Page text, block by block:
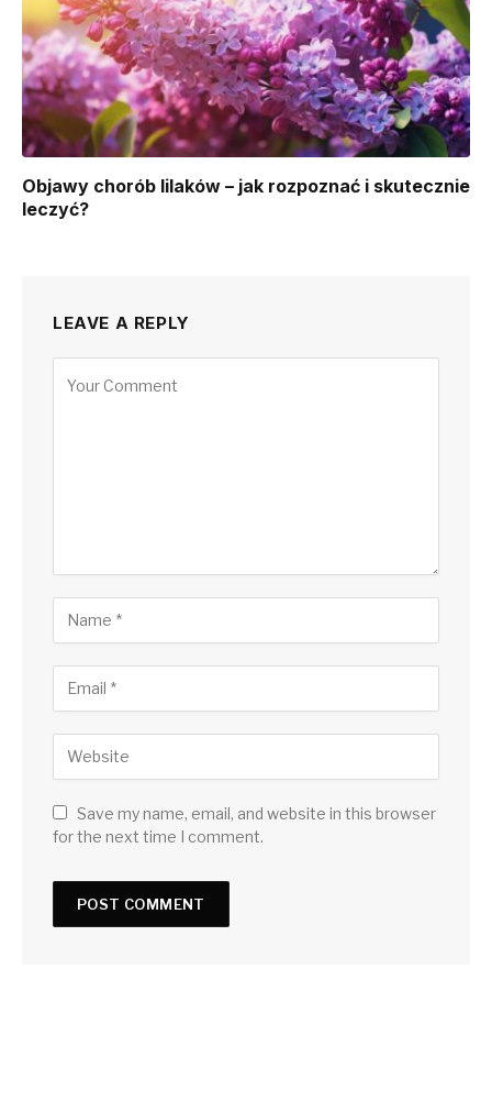
Objawy chorób lilaków – jak rozpoznać i skutecznie
leczyć?
LEAVE A REPLY
Save my name, email, and website in this browser
for the next time I comment.